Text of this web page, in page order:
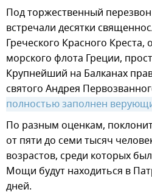
Под торжественный
встречали десятки
Греческого Красного
морского флота Греции,
Крупнейший на Балканах
святого Андрея
полностью заполнен
По разным оценкам,
от пяти до семи тысяч
возрастов, среди которых
Мощи будут находиться в
дней.